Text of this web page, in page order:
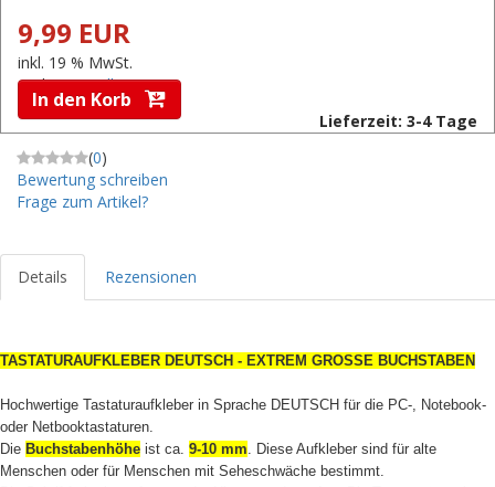
9,99 EUR
inkl. 19 % MwSt.
zzgl.Versandkosten
Lieferzeit: 3-4 Tage
In den Korb
(0)
Bewertung schreiben
Frage zum Artikel?
Details Rezensionen
TASTATURAUFKLEBER DEUTSCH - EXTREM GROSSE BUCHSTABEN
Hochwertige Tastaturaufkleber in Sprache DEUTSCH für die PC-, Notebook-
oder Netbooktastaturen.
Die Buchstabenhöhe ist ca. 9-10 mm . Diese Aufkleber sind für alte
Menschen oder für Menschen mit Seheschwäche bestimmt.